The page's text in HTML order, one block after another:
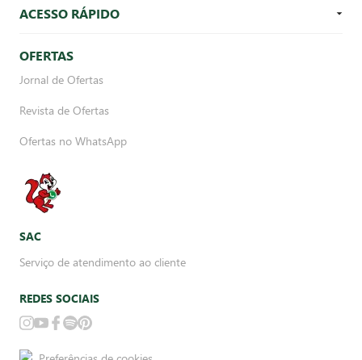
ACESSO RÁPIDO
OFERTAS
Jornal de Ofertas
Revista de Ofertas
Ofertas no WhatsApp
SAC
Serviço de atendimento ao cliente
REDES SOCIAIS